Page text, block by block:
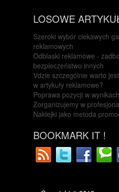
LOSOWE
Szeroki wybór ciekawych
reklamowych
Odblaski reklamowe -
bezpieczeństwo innych
Vdzie szczególnie warto
w artykuły reklamowe?
Poprawa pozycji w
Zorganizujemy w
Naklejki jako metoda
BOOKMARK IT !